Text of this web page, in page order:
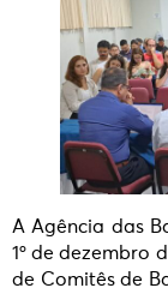
A Agência das
1º de dezembro
de Comitês de